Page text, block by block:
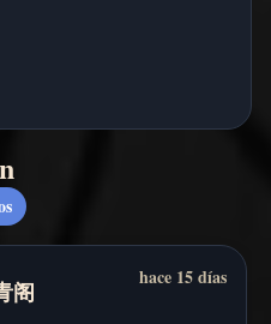
阁 hace 15 días